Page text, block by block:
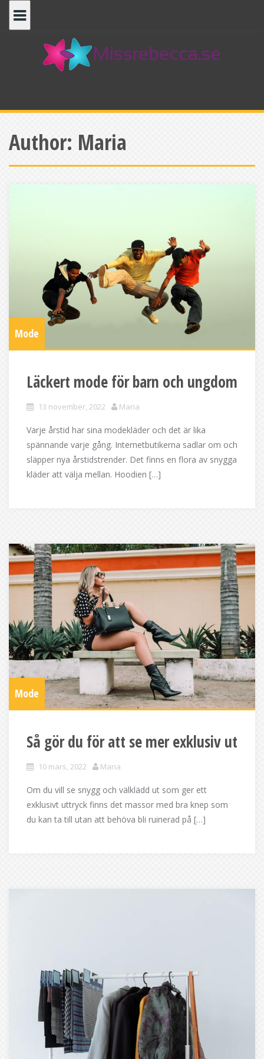
Author: Maria
Mode
Läckert mode för barn och ungdom
13 november, 2022 Maria
Varje årstid har sina modekläder och det är lika
spännande varje gång. Internetbutikerna sadlar om och
släpper nya årstidstrender. Det finns en flora av snygga
kläder att välja mellan. Hoodien […]
Mode
Så gör du för att se mer exklusiv ut
10 mars, 2022 Maria
Om du vill se snygg och välklädd ut som ger ett
exklusivt uttryck finns det massor med bra knep som
du kan ta till utan att behöva bli ruinerad på […]